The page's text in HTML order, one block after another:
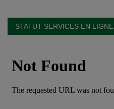
STATUT SERVICES EN LIGNE